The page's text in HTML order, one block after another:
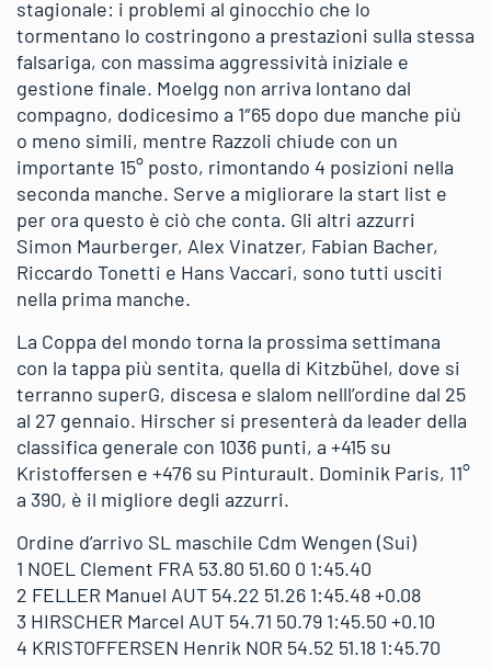
stagionale: i problemi al ginocchio che lo
tormentano lo costringono a prestazioni sulla stessa
falsariga, con massima aggressività iniziale e
gestione finale. Moelgg non arriva lontano dal
compagno, dodicesimo a 1″65 dopo due manche più
o meno simili, mentre Razzoli chiude con un
importante 15° posto, rimontando 4 posizioni nella
seconda manche. Serve a migliorare la start list e
per ora questo è ciò che conta. Gli altri azzurri
Simon Maurberger, Alex Vinatzer, Fabian Bacher,
Riccardo Tonetti e Hans Vaccari, sono tutti usciti
nella prima manche.
La Coppa del mondo torna la prossima settimana
con la tappa più sentita, quella di Kitzbühel, dove si
terranno superG, discesa e slalom nelll’ordine dal 25
al 27 gennaio. Hirscher si presenterà da leader della
classifica generale con 1036 punti, a +415 su
Kristoffersen e +476 su Pinturault. Dominik Paris, 11°
a 390, è il migliore degli azzurri.
Ordine d’arrivo SL maschile Cdm Wengen (Sui)
1 NOEL Clement FRA 53.80 51.60 0 1:45.40
2 FELLER Manuel AUT 54.22 51.26 1:45.48 +0.08
3 HIRSCHER Marcel AUT 54.71 50.79 1:45.50 +0.10
4 KRISTOFFERSEN Henrik NOR 54.52 51.18 1:45.70